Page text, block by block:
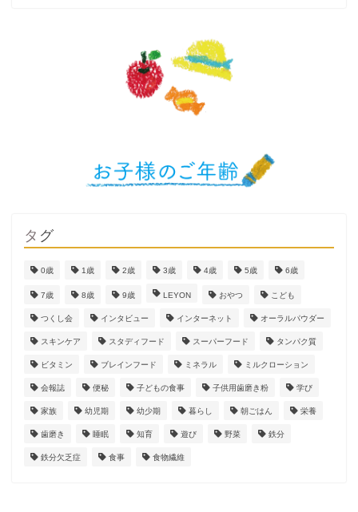
タグ
0歳 1歳 2歳 3歳 4歳 5歳 6歳
7歳 8歳 9歳 LEYON おやつ こども
つくし会 インタビュー インターネット オーラルパウダー
スキンケア スタディフード スーパーフード タンパク質
ビタミン ブレインフード ミネラル ミルクローション
会報誌 便秘 子どもの食事 子供用歯磨き粉 学び
家族 幼児期 幼少期 暮らし 朝ごはん 栄養
歯磨き 睡眠 知育 遊び 野菜 鉄分
鉄分欠乏症 食事 食物繊維